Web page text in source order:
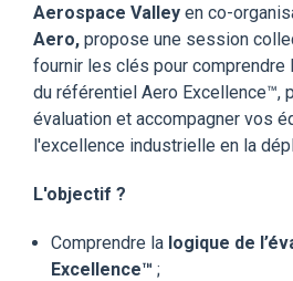
Aerospace Valley en co-
Aero, propose une session
fournir les clés pour comprendre
du référentiel Aero Excellence™,
évaluation et accompagner vos
l'excellence industrielle en la
L'objectif ?
Comprendre la logique de
Excellence™ ;